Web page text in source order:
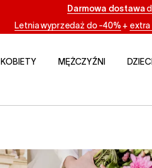
Darmowa dostawa
Letnia wyprzedaż do -40% + extra
KOBIETY MĘŻCZYŹNI